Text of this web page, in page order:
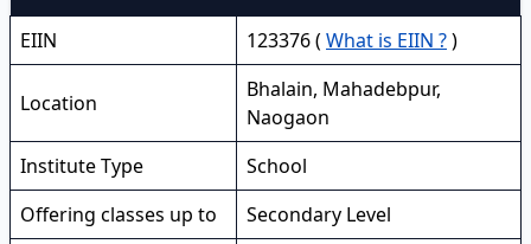
EIIN 123376 ( What is EIIN ?)
Location
Bhalain, Mahadebpur,
Naogaon
Institute Type
School
Offering classes up to
Secondary Level